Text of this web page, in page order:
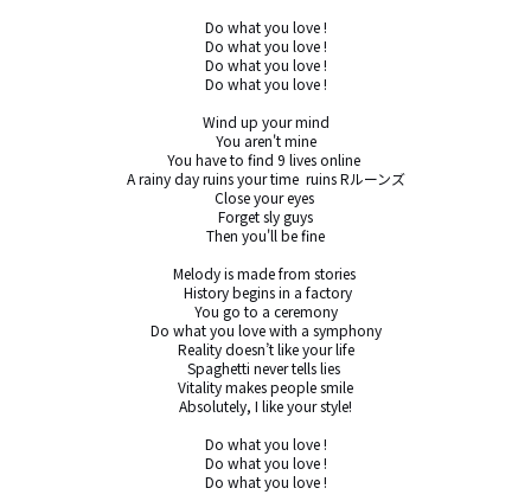
Do what you love !
Do what you love !
Do what you love !
Do what you love !
Wind up your mind
You aren't mine
You have to find 9 lives online
A rainy day ruins your time  ruins Rルーンズ
Close your eyes
Forget sly guys
Then you'll be fine
Melody is made from stories
You go to a ceremony
Do what you love with a symphony
Reality doesn’t like your life
Spaghetti never tells lies
Vitality makes people smile
Absolutely, I like your style!
Do what you love !
Do what you love !
Do what you love !